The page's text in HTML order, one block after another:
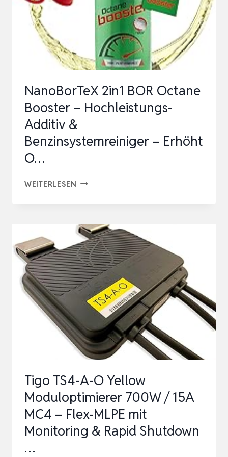
NanoBorTeX 2in1 BOR Octane
Booster – Hochleistungs-
Additiv &
Benzinsystemreiniger – Erhöht
O…
WEITERLESEN NANOBORTEX
OCTANE
BOOSTER
–
HOCHLEISTUNGS-
ADDITIV
BENZINSYSTEMREINIGER
–
ERHÖHT
Tigo TS4-A-O Yellow
Moduloptimierer 700W / 15A
MC4 – Flex-MLPE mit
Monitoring & Rapid Shutdown
…